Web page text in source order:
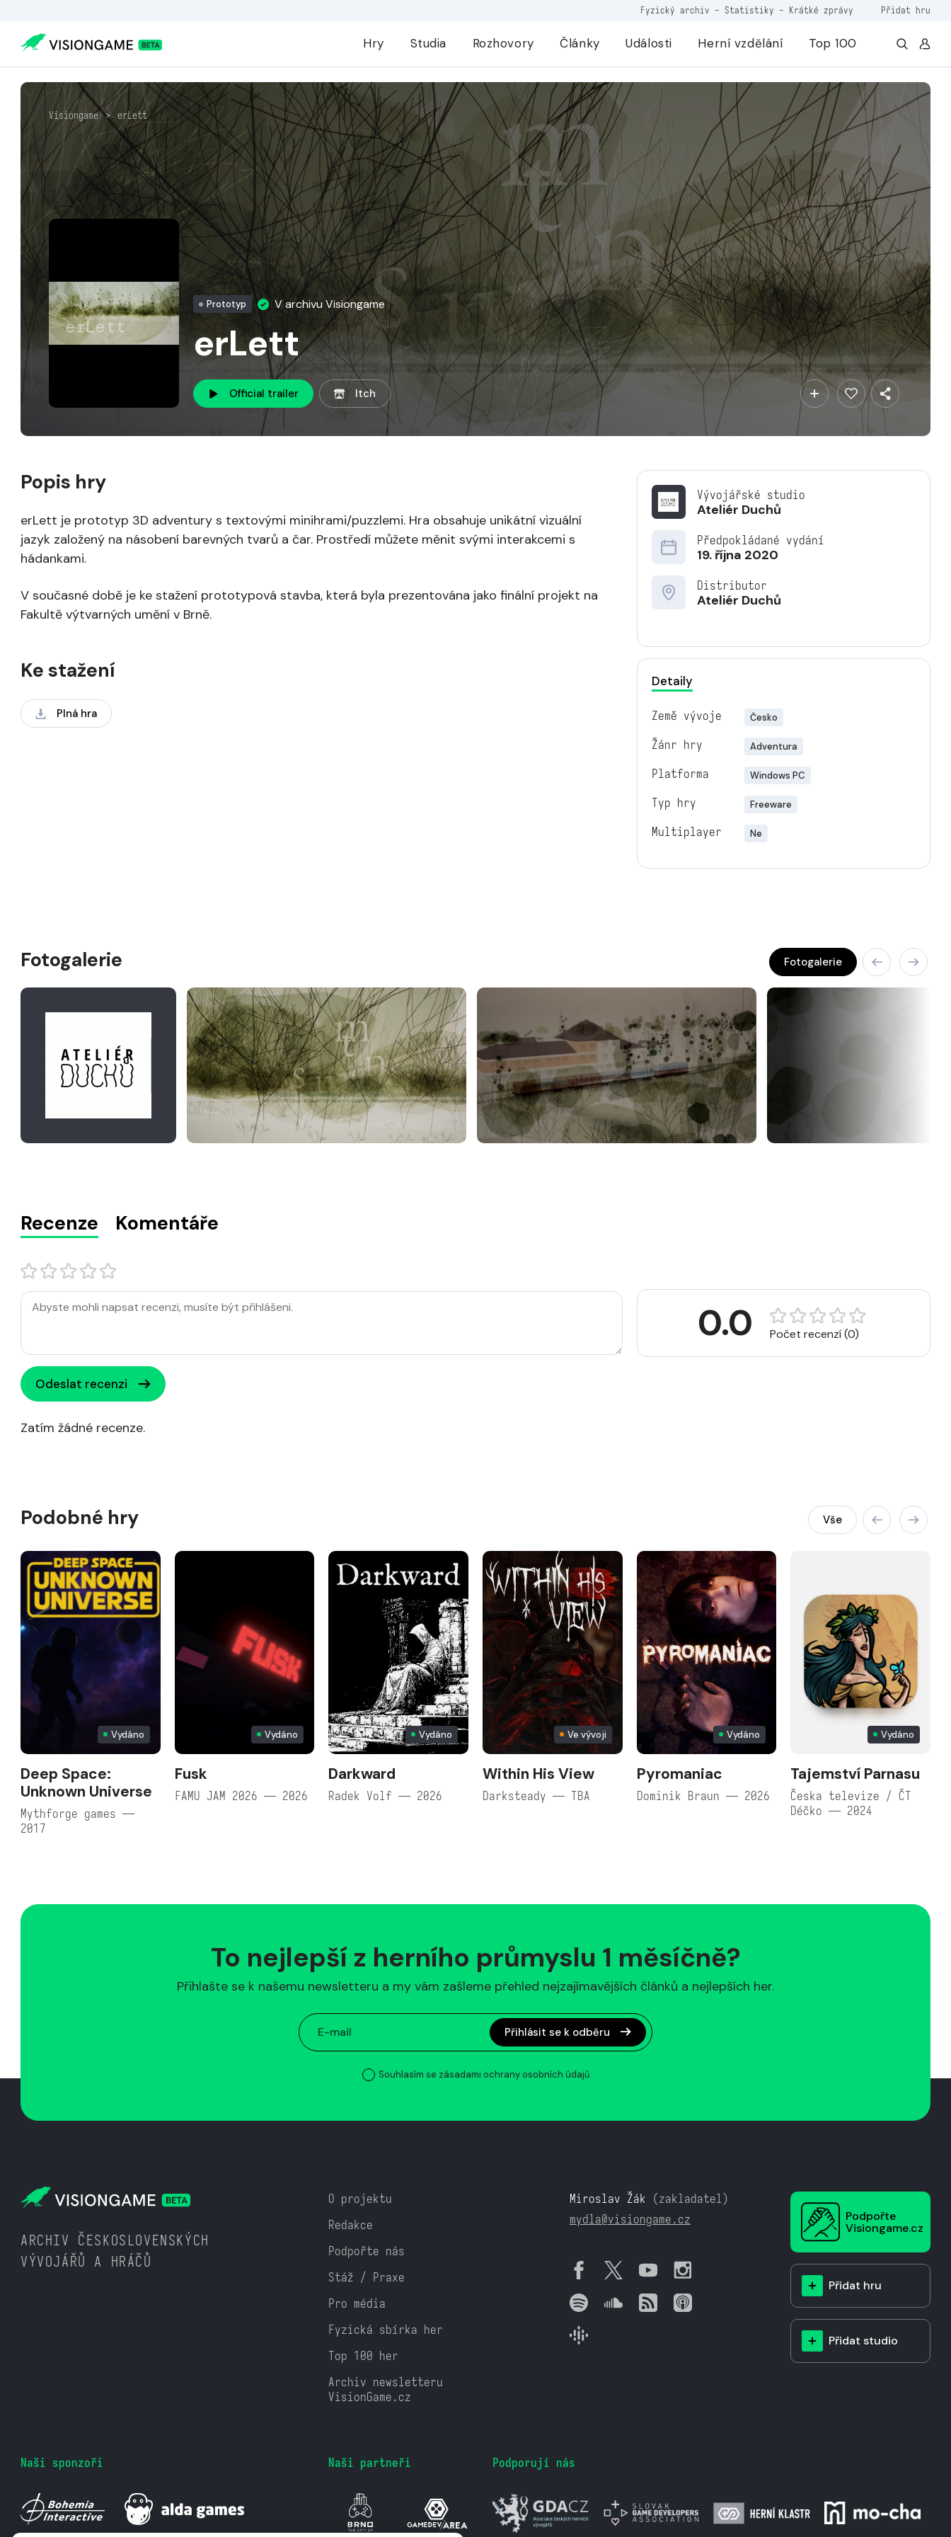
Fyzický archiv - Statistiky - Krátké zprávy Přidat hru
Hry Studia Rozhovory Články Události Herní vzdělání Top 100
Visiongame > erLett
Prototyp V archivu Visiongame
erLett
Official trailer Itch
Vývojářské studio
Ateliér Duchů
Předpokládané vydání
19. října 2020
Distributor
Ateliér Duchů
Detaily
Země vývoje Česko
Žánr hry Adventura
Platforma Windows PC
Typ hry Freeware
Multiplayer Ne
Popis hry
erLett je prototyp 3D adventury s textovými minihrami/puzzlemi. Hra obsahuje unikátní vizuální
jazyk založený na násobení barevných tvarů a čar. Prostředí můžete měnit svými interakcemi s
hádankami.
V současné době je ke stažení prototypová stavba, která byla prezentována jako finální projekt na
Fakultě výtvarných umění v Brně.
Ke stažení
Plná hra
Fotogalerie Fotogalerie
Recenze Komentáře
Odeslat recenzi
Zatím žádné recenze.
0.0 Počet recenzí (0)
Podobné hry Vše
Vydáno
Deep Space:
Unknown Universe
Mythforge games —
2017
Vydáno
Fusk
FAMU JAM 2026 — 2026
Vydáno
Darkward
Radek Volf — 2026
Ve vývoji
Within His View
Darksteady — TBA
Vydáno
Pyromaniac
Dominik Braun — 2026
Vydáno
Tajemství Parnasu
Česka televize / ČT
Déčko — 2024
To nejlepší z herního průmyslu 1 měsíčně?
Přihlašte se k našemu newsletteru a my vám zašleme přehled nejzajímavějších článků a nejlepších her.
Přihlásit se k odběru
Souhlasím se zásadami ochrany osobních údajů
ARCHIV ČESKOSLOVENSKÝCH
VÝVOJÁŘŮ A HRÁČŮ
O projektu
Redakce
Podpořte nás
Stáž / Praxe
Pro média
Fyzická sbírka her
Top 100 her
Archiv newsletteru
VisionGame.cz
Miroslav Žák (zakladatel)
mydla@visiongame.cz
Podpořte
Visiongame.cz
Přidat hru
Přidat studio
Naši sponzoři Naši partneři Podporují nás